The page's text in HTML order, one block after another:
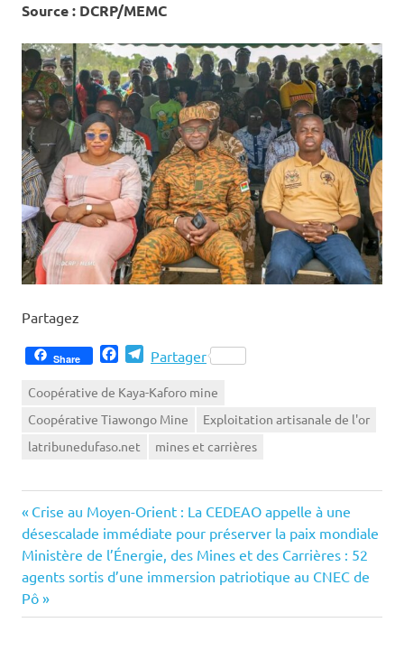
Source : DCRP/MEMC
Partagez
Share FacebookTelegram
Partager
Coopérative de Kaya-Kaforo mine
Coopérative Tiawongo Mine
Exploitation artisanale de l'or
latribunedufaso.net
mines et carrières
Navigation
de
l’article
Previous
Post:
Crise au Moyen-Orient : La CEDEAO appelle à une
désescalade immédiate pour préserver la paix mondiale
Next
Post:
Ministère de l’Énergie, des Mines et des Carrières : 52
agents sortis d’une immersion patriotique au CNEC de
Pô